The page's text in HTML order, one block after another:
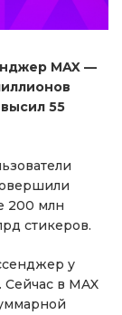
MAX —
55
200 млн
стикеров.
у
в MAX